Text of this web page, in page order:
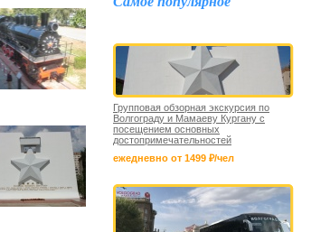
Групповая обзорная экскурсия по
Волгограду и Мамаеву Кургану с
посещением основных
достопримечательностей
ежедневно от 1499 ₽/чел